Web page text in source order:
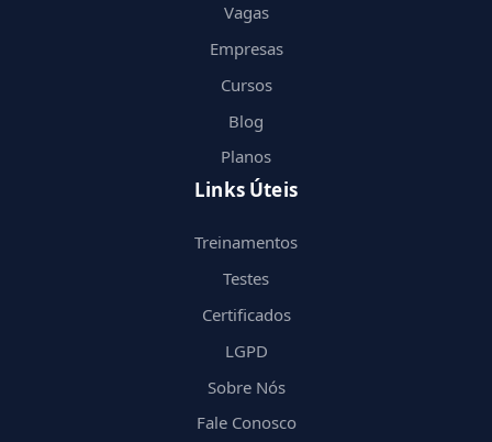
Vagas
Empresas
Cursos
Blog
Planos
Links Úteis
Treinamentos
Testes
Certificados
LGPD
Sobre Nós
Fale Conosco